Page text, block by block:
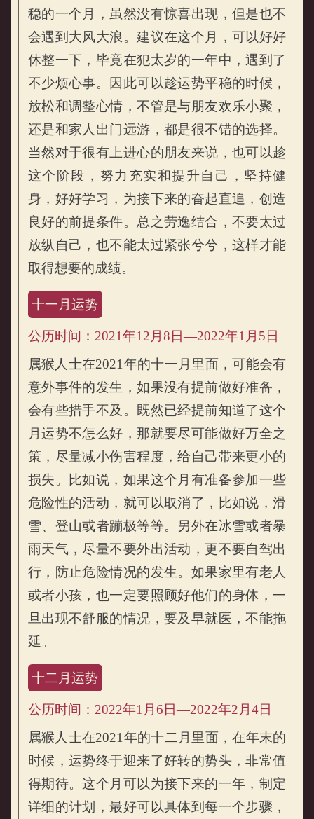
稳的一个月，虽然没有惊喜出现，但是也不
会遇到大风大浪。建议在这个月，可以好好
休整一下，毕竟在犯太岁的一年中，遇到了
不少烦心事。因此可以趁运势平稳的时候，
放松和调整心情，不管是与朋友欢乐小聚，
还是和家人出门远游，都是很不错的选择。
当然对于很有上进心的朋友来说，也可以趁
这个阶段，努力充实和提升自己，坚持健
身，好好学习，为接下来的奋起直追，创造
良好的前提条件。总之劳逸结合，不要太过
放纵自己，也不能太过紧张兮兮，这样才能
取得想要的成绩。
十一月运势
公历时间：2021年12月8日—2022年1月5日
属猴人士在2021年的十一月里面，可能会有
意外事件的发生，如果没有提前做好准备，
会有些措手不及。既然已经提前知道了这个
月运势不怎么好，那就要尽可能做好万全之
策，尽量减小伤害程度，给自己带来更小的
损失。比如说，如果这个月有准备参加一些
危险性的活动，就可以取消了，比如说，滑
雪、登山或者蹦极等等。另外在冰雪或者暴
雨天气，尽量不要外出活动，更不要自驾出
行，防止危险情况的发生。如果家里有老人
或者小孩，也一定要照顾好他们的身体，一
旦出现不舒服的情况，要及早就医，不能拖
延。
十二月运势
公历时间：2022年1月6日—2022年2月4日
属猴人士在2021年的十二月里面，在年末的
时候，运势终于迎来了好转的势头，非常值
得期待。这个月可以为接下来的一年，制定
详细的计划，最好可以具体到每一个步骤，